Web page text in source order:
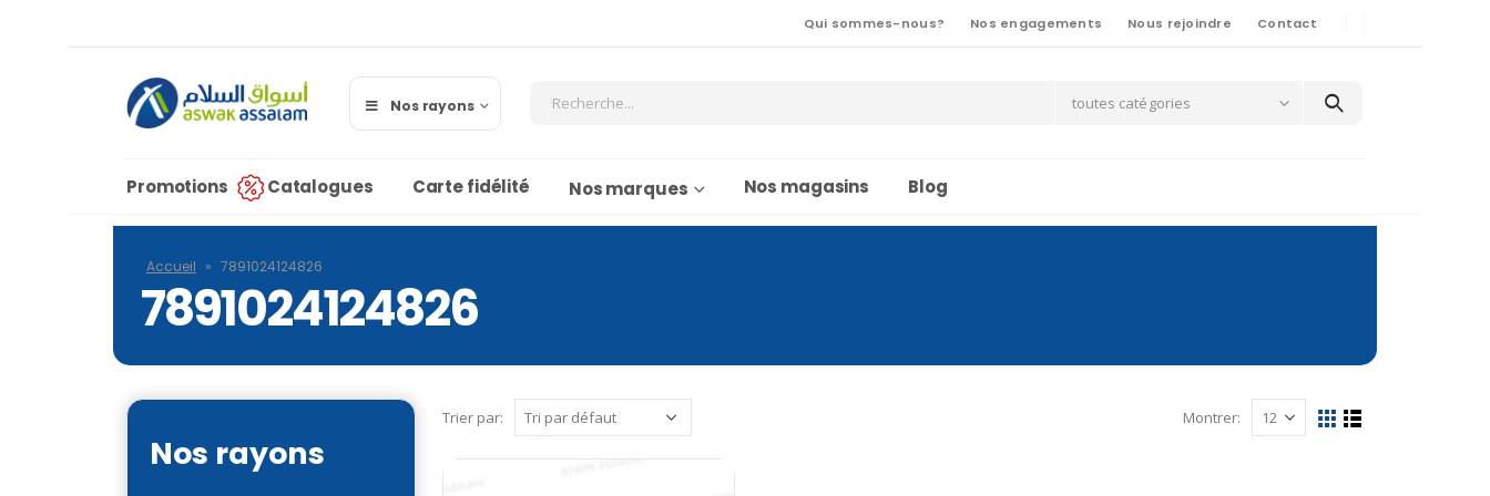
Qui sommes-nous? Nos engagements Nous rejoindre Contact
Nos rayons toutes catégories
Promotions Catalogues Carte fidélité Nos marques Nos magasins Blog
Accueil » 7891024124826
7891024124826
Trier par: Montrer:
Nos rayons